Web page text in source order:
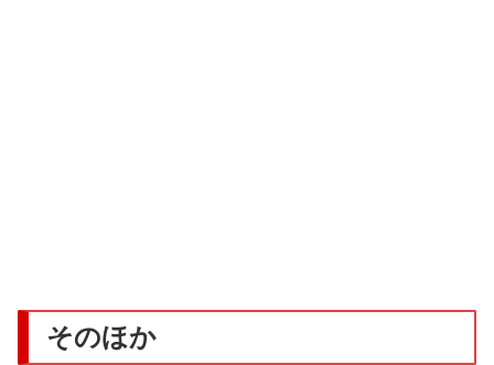
そのほか